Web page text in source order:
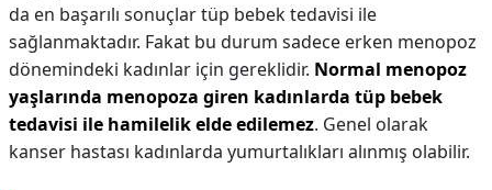
da en başarılı sonuçlar tüp bebek tedavisi ile
sağlanmaktadır. Fakat bu durum sadece erken menopoz
dönemindeki kadınlar için gereklidir. Normal menopoz
yaşlarında menopoza giren kadınlarda tüp bebek
tedavisi ile hamilelik elde edilemez. Genel olarak
kanser hastası kadınlarda yumurtalıkları alınmış olabilir.